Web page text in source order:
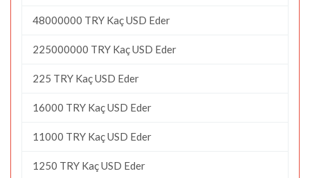
48000000 TRY Kaç USD Eder
225000000 TRY Kaç USD Eder
225 TRY Kaç USD Eder
16000 TRY Kaç USD Eder
11000 TRY Kaç USD Eder
1250 TRY Kaç USD Eder